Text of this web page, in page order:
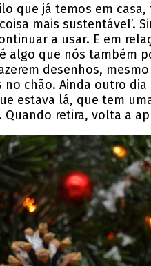
que já temos em
mais sustentável’.
a usar. E em
algo que nós também
desenhos,
chão. Ainda outro
estava lá, que tem
Quando retira, volta a